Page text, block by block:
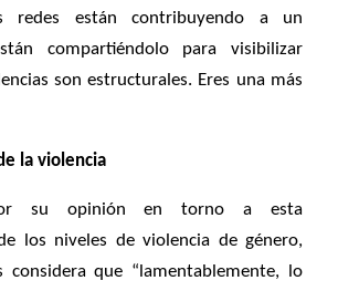
redes están contribuyendo a un
compartiéndolo para visibilizar
son estructurales. Eres una más
la violencia
su opinión en torno a esta
los niveles de violencia de género,
considera que “lamentablemente, lo